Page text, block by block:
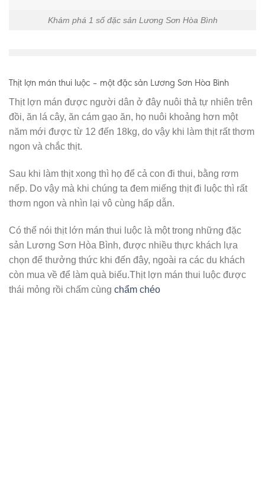
Khám phá 1 số đặc sản Lương Sơn Hòa Bình
Thịt lợn mán thui luộc – một đặc sản Lương Sơn Hòa Bình
Thịt lợn mán được người dân ở đây nuôi thả tự nhiên trên
đồi, ăn lá cây, ăn cám gạo ăn, họ nuôi khoảng hơn một
năm mới được từ 12 đến 18kg, do vậy khi làm thịt rất thơm
ngon và chắc thịt.
Sau khi làm thịt xong thì họ để cả con đi thui, bằng rơm
nếp. Do vậy mà khi chúng ta đem miếng thịt đi luộc thì rất
thơm ngon và nhìn lại vô cùng hấp dẫn.
Có thể nói thịt lớn mán thui luộc là một trong những đặc
sản Lương Sơn Hòa Bình, được nhiều thực khách lựa
chọn để thưởng thức khi đến đây, ngoài ra các du khách
còn mua về để làm quà biếu.Thịt lợn mán thui luộc được
thái mỏng rồi chấm cùng chẩm chéo